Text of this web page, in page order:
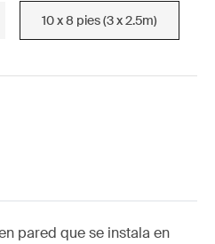
10 x 8 pies (3 x 2.5m)
pared que se instala en